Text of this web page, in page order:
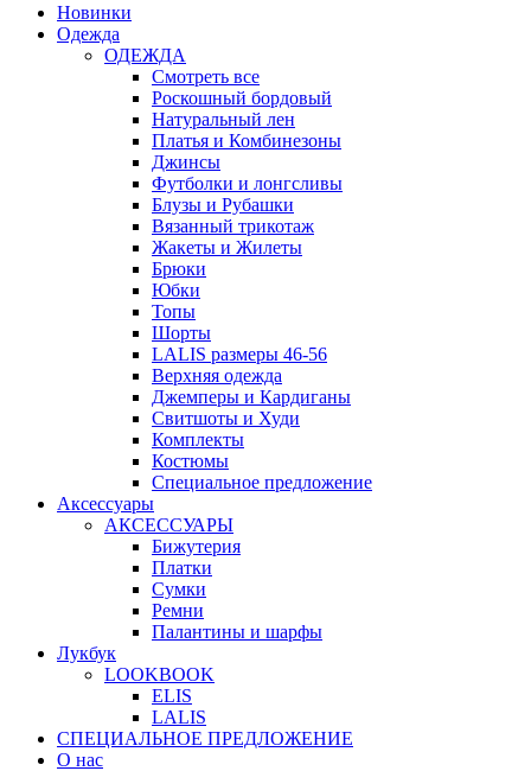
Новинки
Одежда
ОДЕЖДА
Смотреть все
Роскошный бордовый
Натуральный лен
Платья и Комбинезоны
Джинсы
Футболки и лонгсливы
Блузы и Рубашки
Вязанный трикотаж
Жакеты и Жилеты
Брюки
Юбки
Топы
Шорты
LALIS размеры 46-56
Верхняя одежда
Джемперы и Кардиганы
Свитшоты и Худи
Комплекты
Костюмы
Специальное предложение
Аксессуары
АКСЕССУАРЫ
Бижутерия
Платки
Сумки
Ремни
Палантины и шарфы
Лукбук
LOOKBOOK
ELIS
LALIS
СПЕЦИАЛЬНОЕ ПРЕДЛОЖЕНИЕ
О нас